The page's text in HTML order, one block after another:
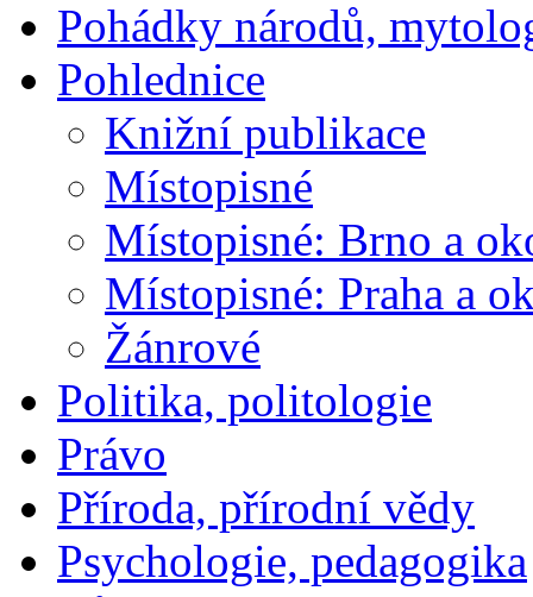
Pohádky národů,
Pohlednice
Knižní publikace
Místopisné
Místopisné: Brno a
Místopisné: Praha a
Žánrové
Politika, politologie
Právo
Příroda, přírodní vědy
Psychologie, pedagogika